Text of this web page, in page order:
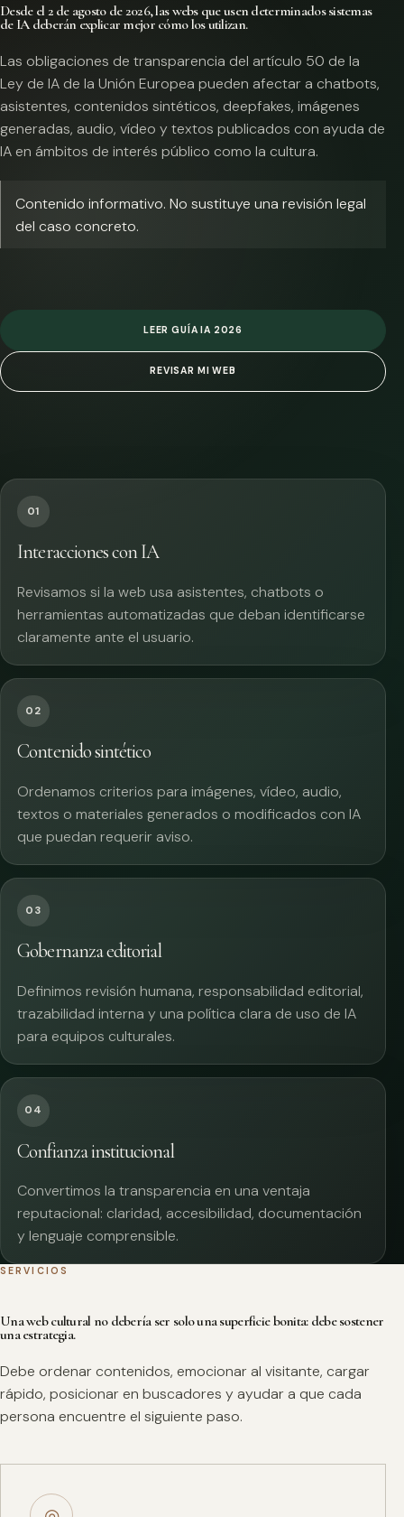
Desde el 2 de agosto de 2026, las webs que usen determinados sistemas
de IA deberán explicar mejor cómo los utilizan.
Las obligaciones de transparencia del artículo 50 de la
Ley de IA de la Unión Europea pueden afectar a chatbots,
asistentes, contenidos sintéticos, deepfakes, imágenes
generadas, audio, vídeo y textos publicados con ayuda de
IA en ámbitos de interés público como la cultura.
Contenido informativo. No sustituye una revisión legal
del caso concreto.
LEER GUÍA IA 2026
REVISAR MI WEB
01
Interacciones con IA
Revisamos si la web usa asistentes, chatbots o
herramientas automatizadas que deban identificarse
claramente ante el usuario.
02
Contenido sintético
Ordenamos criterios para imágenes, vídeo, audio,
textos o materiales generados o modificados con IA
que puedan requerir aviso.
03
Gobernanza editorial
Definimos revisión humana, responsabilidad editorial,
trazabilidad interna y una política clara de uso de IA
para equipos culturales.
04
Confianza institucional
Convertimos la transparencia en una ventaja
reputacional: claridad, accesibilidad, documentación
y lenguaje comprensible.
SERVICIOS
Una web cultural no debería ser solo una superficie bonita: debe sostener
una estrategia.
Debe ordenar contenidos, emocionar al visitante, cargar
rápido, posicionar en buscadores y ayudar a que cada
persona encuentre el siguiente paso.